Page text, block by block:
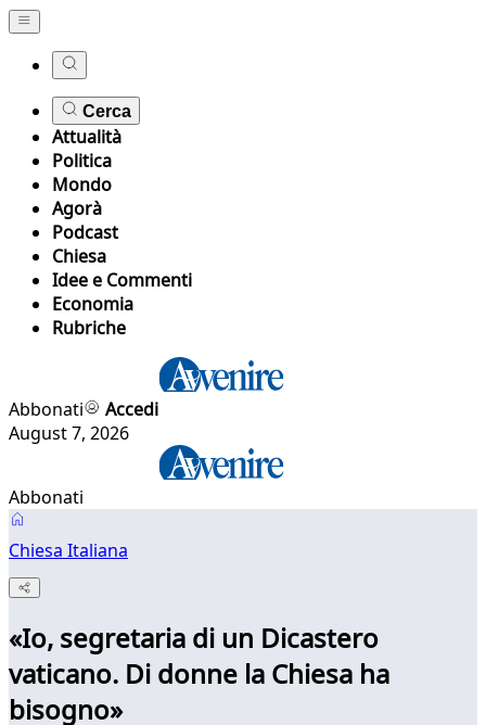
Cerca
Attualità
Politica
Mondo
Agorà
Podcast
Chiesa
Idee e Commenti
Economia
Rubriche
Abbonati
Accedi
August 7, 2026
Abbonati
Chiesa Italiana
«Io, segretaria di un Dicastero
vaticano. Di donne la Chiesa ha
bisogno»